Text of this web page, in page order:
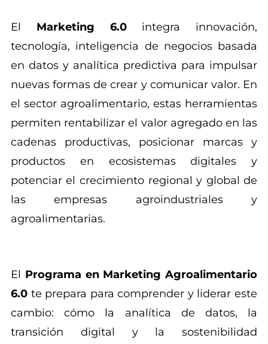
El Marketing 6.0integra innovación,
tecnología, inteligencia de negocios basada
en datos y analítica predictiva para impulsar
nuevas formas de crear y comunicar valor. En
el sector agroalimentario, estas herramientas
permiten rentabilizar el valor agregado en las
cadenas productivas, posicionar marcas y
productos en ecosistemas digitales y
potenciar el crecimiento regional y global de
las empresas agroindustriales y
agroalimentarias.
El Programa en Marketing Agroalimentario
6.0te prepara para comprender y liderar este
cambio: cómo la analítica de datos, la
transición digital y la sostenibilidad